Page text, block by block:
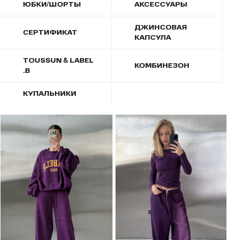
ЮБКИ/ШОРТЫ АКСЕССУАРЫ
СЕРТИФИКАТ
ДЖИНСОВАЯ
КАПСУЛА
TOUSSUN & LABEL
.B
КОМБИНЕЗОН
КУПАЛЬНИКИ